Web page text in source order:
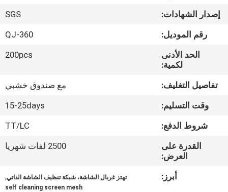
جولة
مراقبة
الجودة
اتصل
إصدار الشهادات:
SGS
رقم الموديل:
QJ-360
الحد الأدنى
لكمية:
200pcs
تفاصيل التغليف:
مع صندوق خشبي
وقت التسليم:
15-25days
شروط الدفع:
TT/LC
القدرة على
العرض:
2500 لفات شهريا
أبرز: تهتز غربال الشاشة، شبكة تنظيف الشاشة الذاتي,
self cleaning screen mesh